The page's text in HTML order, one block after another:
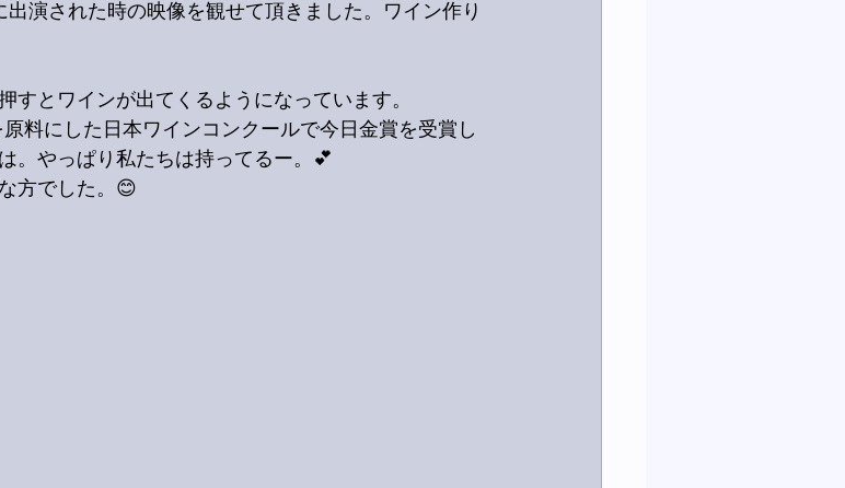
演された時の映像を観せて頂きました。ワイン作り
すとワインが出てくるようになっています。
料にした日本ワインコンクールで今日金賞を受賞し
。やっぱり私たちは持ってるー。💕
方でした。😊